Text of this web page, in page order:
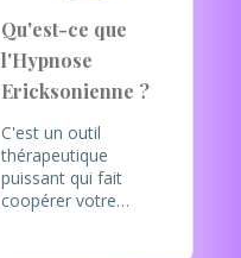
Qu'est-ce que
l'Hypnose
Ericksonienne ?
C'est un outil
thérapeutique
puissant qui fait
coopérer votre